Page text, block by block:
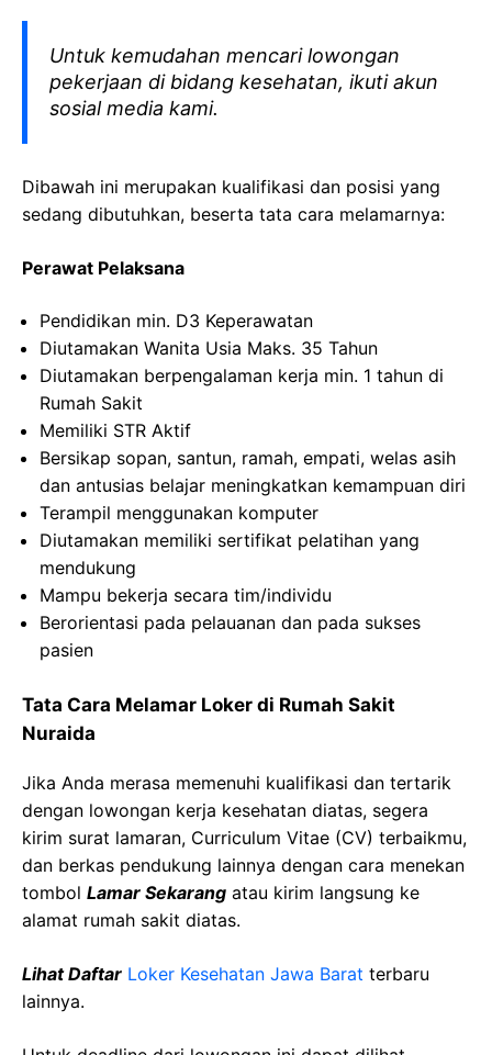
Untuk kemudahan mencari lowongan
pekerjaan di bidang kesehatan, ikuti akun
sosial media kami.
Dibawah ini merupakan kualifikasi dan posisi yang
sedang dibutuhkan, beserta tata cara melamarnya:
Perawat Pelaksana
Pendidikan min. D3 Keperawatan
Diutamakan Wanita Usia Maks. 35 Tahun
Diutamakan berpengalaman kerja min. 1 tahun di
Rumah Sakit
Memiliki STR Aktif
Bersikap sopan, santun, ramah, empati, welas asih
dan antusias belajar meningkatkan kemampuan diri
Terampil menggunakan komputer
Diutamakan memiliki sertifikat pelatihan yang
mendukung
Mampu bekerja secara tim/individu
Berorientasi pada pelauanan dan pada sukses
pasien
Tata Cara Melamar Loker di Rumah Sakit
Nuraida
Jika Anda merasa memenuhi kualifikasi dan tertarik
dengan lowongan kerja kesehatan diatas, segera
kirim surat lamaran, Curriculum Vitae (CV) terbaikmu,
dan berkas pendukung lainnya dengan cara menekan
tombol Lamar Sekarang atau kirim langsung ke
alamat rumah sakit diatas.
Lihat Daftar Loker Kesehatan Jawa Barat terbaru
lainnya.